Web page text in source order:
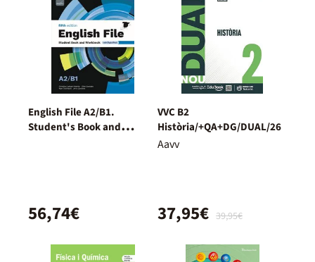
English File A2/B1.
Student's Book and
56,74€
VVC B2
Història/+QA+DG/DUAL/26
Aavv
39,95€
37,95€